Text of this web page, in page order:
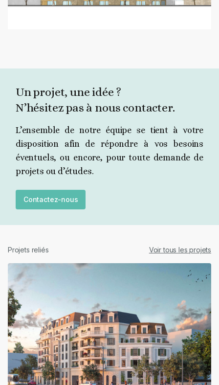
Un projet, une idée ?
N’hésitez pas à nous contacter.
L’ensemble de notre équipe se tient à votre
disposition afin de répondre à vos besoins
éventuels, ou encore, pour toute demande de
projets ou d’études.
Contactez-nous
Projets reliés Voir tous les projets